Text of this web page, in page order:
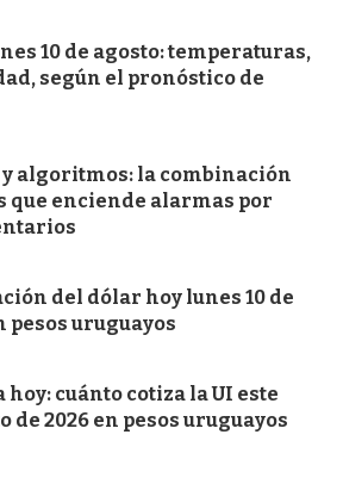
10 de agosto: temperaturas,
según el pronóstico de
algoritmos: la combinación
que enciende alarmas por
del dólar hoy lunes 10 de
pesos uruguayos
cuánto cotiza la UI este
de 2026 en pesos uruguayos